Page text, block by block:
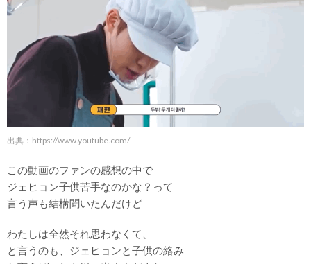
出典： https://www.youtube.com/
この動画のファンの感想の中で
ジェヒョン子供苦手なのかな？って
言う声も結構聞いたんだけど
わたしは全然それ思わなくて、
と言うのも、ジェヒョンと子供の絡み